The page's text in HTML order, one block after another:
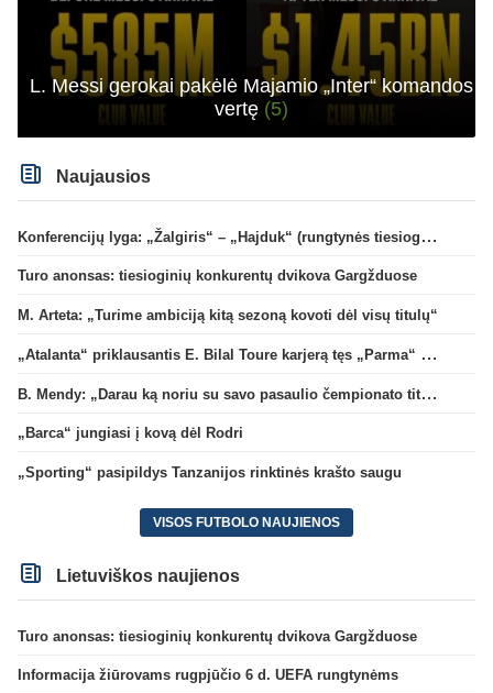
L. Messi gerokai pakėlė Majamio „Inter“ komandos
vertę (5)
Naujausios
Konferencijų lyga: „Žalgiris“ – „Hajduk“ (rungtynės tiesiogiai)
Turo anonsas: tiesioginių konkurentų dvikova Gargžduose
M. Arteta: „Turime ambiciją kitą sezoną kovoti dėl visų titulų“
„Atalanta“ priklausantis E. Bilal Toure karjerą tęs „Parma“ gretose
B. Mendy: „Darau ką noriu su savo pasaulio čempionato titulu“
„Barca“ jungiasi į kovą dėl Rodri
„Sporting“ pasipildys Tanzanijos rinktinės krašto saugu
VISOS FUTBOLO NAUJIENOS
Lietuviškos naujienos
Turo anonsas: tiesioginių konkurentų dvikova Gargžduose
Informacija žiūrovams rugpjūčio 6 d. UEFA rungtynėms